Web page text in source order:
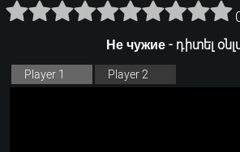
Не чужие - դիտել
Player 1 Player 2